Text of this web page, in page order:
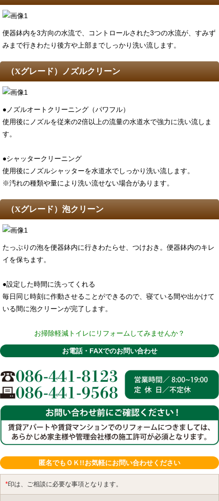
便器鉢内を3方向の水流で、コントロールされた3つの水流が、すみず
みまで行きわたり後方や上部までしっかり洗い流します。
（Xグレード）ノズルクリーン
●ノズルオートクリーニング（パワフル）
使用後にノズルを従来の2倍以上の流量の水道水で強力に洗い流しま
す。
●シャッタークリーニング
使用後にノズルシャッターを水道水でしっかり洗い流します。
※汚れの種類や量により洗い流せない場合があります。
（Xグレード）泡クリーン
たっぷりの泡を便器鉢内に行きわたらせ、つけおき。便器鉢内のキレ
イを保ちます。
●設定した時間に洗ってくれる
毎日同じ時刻に作動させることができるので、寝ている間や出かけて
いる間に泡クリーンが完了します。
お掃除軽減トイレにリフォームしてみませんか？
お電話・FAXでのお問い合わせ
匿名でもＯＫ!!お気軽にお問い合わせください
*印は、ご相談に必要な事項となります。